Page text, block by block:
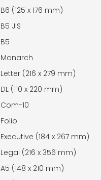
B6 (125 x 176 mm)
B5 JIS
B5
Monarch
Letter (216 x 279 mm)
DL (110 x 220 mm)
Com-10
Folio
Executive (184 x 267 mm)
Legal (216 x 356 mm)
A5 (148 x 210 mm)